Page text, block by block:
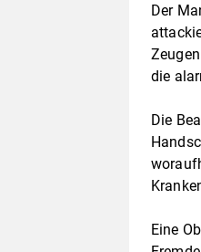
Der
die
Die
Eine